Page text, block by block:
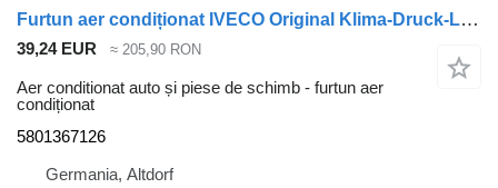
Furtun aer condiționat IVECO Original Klima-Druck-Leitung 5801367126 pentru camion IVECO Daily
39,24 EUR ≈ 205,90 RON
Aer conditionat auto și piese de schimb - furtun aer
condiționat
5801367126
Germania, Altdorf